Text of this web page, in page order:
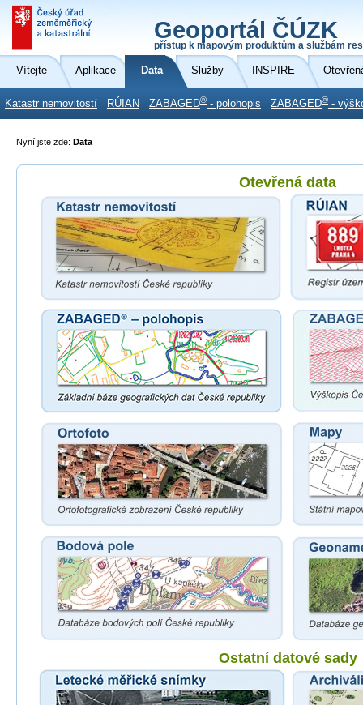
Geoportál ČÚZK
přístup k mapovým produktům a službám
Vítejte Aplikace Data Služby INSPIRE
Katastr nemovitostí RÚIAN ZABAGED® - polohopis ZABAGED® -
Nyní jste zde: Data
Otevřená data
Ostatní datové sady